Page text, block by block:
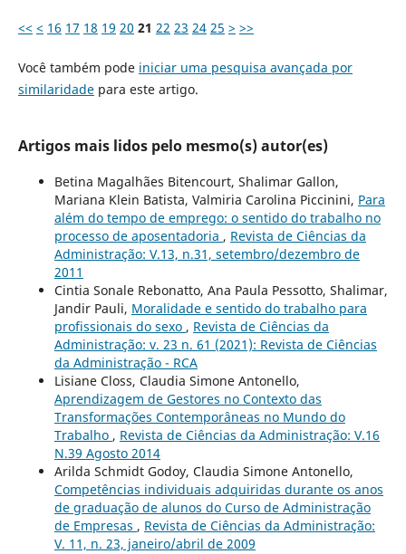
<< < 16 17 18 19 20 21 22 23 24 25 > >>
Você também pode iniciar uma pesquisa avançada por
similaridadepara este artigo.
Artigos mais lidos pelo mesmo(s) autor(es)
Betina Magalhães Bitencourt, Shalimar Gallon,
Mariana Klein Batista, Valmiria Carolina Piccinini, Para
além do tempo de emprego: o sentido do trabalho no
processo de aposentadoria , Revista de Ciências da
Administração: V.13, n.31, setembro/dezembro de
2011
Cintia Sonale Rebonatto, Ana Paula Pessotto, Shalimar,
Jandir Pauli, Moralidade e sentido do trabalho para
profissionais do sexo , Revista de Ciências da
Administração: v. 23 n. 61 (2021): Revista de Ciências
da Administração - RCA
Lisiane Closs, Claudia Simone Antonello,
Aprendizagem de Gestores no Contexto das
Transformações Contemporâneas no Mundo do
Trabalho , Revista de Ciências da Administração: V.16
N.39 Agosto 2014
Arilda Schmidt Godoy, Claudia Simone Antonello,
Competências individuais adquiridas durante os anos
de graduação de alunos do Curso de Administração
de Empresas , Revista de Ciências da Administração:
V. 11, n. 23, janeiro/abril de 2009